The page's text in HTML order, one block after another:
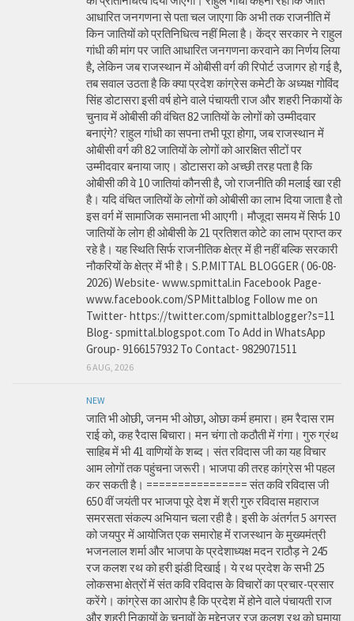
आधारित जनगणना से पता चल जाएगा कि अभी तक राजनीति में
किन जातियों को प्रतिनिधित्व नहीं मिला है। केंद्र सरकार ने राहुल
गांधी की मांग पर जाति आधारित जनगणना करवाने का निर्णय लिया
है, लेकिन जब राजस्थान में ओबीसी वर्ग की रिपोर्ट उजागर हो गई है,
तब सवाल उठता है कि क्या प्रदेश कांग्रेस कमेटी के अध्यक्ष गोविंद
सिंह डोटासरा इसी वर्ष होने वाले पंचायती राज और शहरी निकायों के
चुनाव में ओबीसी की वंचित 82 जातियों के लोगों को उम्मीदवार
बनाएंगे? राहुल गांधी का सपना तभी पूरा होगा, जब राजस्थान में
ओबीसी वर्ग की 82 जातियों के लोगों को आरक्षित सीटों पर
उम्मीदवार बनाया जाए। डोटासरा को अच्छी तरह पता है कि
ओबीसी की वे 10 जातियां कौनसी है, जो राजनीति की मलाई खा रही
है। यदि वंचित जातियों के लोगों को ओबीसी का लाभ दिया जाता है तो
इस वर्ग में सामाजिक समानता भी आएगी। मौजूदा समय में सिर्फ 10
जातियों के लोग ही ओबीसी के 21 प्रतिशत कोटे का लाभ प्राप्त कर
रहे है। यह स्थिति सिर्फ राजनीतिक क्षेत्र में ही नहीं बल्कि सरकारी
नौकरियों के क्षेत्र में भी है। S.P.MITTAL BLOGGER ( 06-08-
2026) Website- www.spmittal.in Facebook Page-
www.facebook.com/SPMittalblog Follow me on
Twitter- https://twitter.com/spmittalblogger?s=11
Blog- spmittal.blogspot.com To Add in WhatsApp
Group- 9166157932 To Contact- 9829071511
6 AUG, 2026
NEW
जाति भी ओछी, जनम भी ओछा, ओछा कर्म हमारा। हम रैदास राम
राई को, कह रैदास बिचारा। मन चंगा तो कठौती में गंगा। गुरु ग्रंथ
साहिब में भी 41 वाणियों के शब्द। संत रविदास जी का यह विचार
आम लोगों तक पहुंचना जरूरी। भाजपा की तरह कांग्रेस भी पहल
कर सकती है। ================ संत कवि रविदास जी
650 वीं जयंती पर भाजपा पूरे देश में श्री गुरु रविदास महाराज
समरसता संकल्प अभियान चला रही है। इसी के अंतर्गत 5 अगस्त
को जयपुर में आयोजित एक समारोह में राजस्थान के मुख्यमंत्री
भजनलाल शर्मा और भाजपा के प्रदेशाध्यक्ष मदन राठौड़ ने 245
रज कलश रथ को हरी झंडी दिखाई। ये रथ प्रदेश के सभी 25
लोकसभा क्षेत्रों में संत कवि रविदास के विचारों का प्रचार-प्रसार
करेंगे। कांग्रेस का आरोप है कि प्रदेश में होने वाले पंचायती राज
और शहरी निकायों के चुनावों के मद्देनजर रज कलश रथ को घुमाया